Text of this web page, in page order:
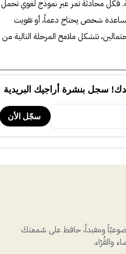
فكل محادثة تمر عبر نموذج لغوي تحمل
شخص يحتاج دعماً، أو تفويت
تتشكل ملامح المرحلة التالية من
ومفيداً، حافظ على سُمعتكَ
والقُرّاء.